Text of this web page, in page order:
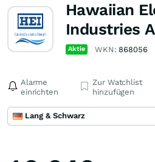
Hawaiian
Industries
Aktie WKN: 868056
Alarme
einrichten
Zur Watchlist
hinzufügen
Lang & Schwarz